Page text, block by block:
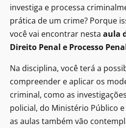
investiga e processa
prática de um crime? Porque
você vai encontrar nesta aula
Direito Penal e Processo
Na disciplina, você terá a
compreender e aplicar os
criminal, como as
policial, do Ministério Público
as aulas também vão